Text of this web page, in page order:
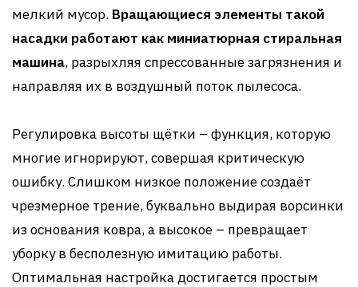
мелкий мусор. Вращающиеся элементы такой
насадки работают как миниатюрная стиральная
машина, разрыхляя спрессованные загрязнения и
направляя их в воздушный поток пылесоса.
Регулировка высоты щётки – функция, которую
многие игнорируют, совершая критическую
ошибку. Слишком низкое положение создаёт
чрезмерное трение, буквально выдирая ворсинки
из основания ковра, а высокое – превращает
уборку в бесполезную имитацию работы.
Оптимальная настройка достигается простым